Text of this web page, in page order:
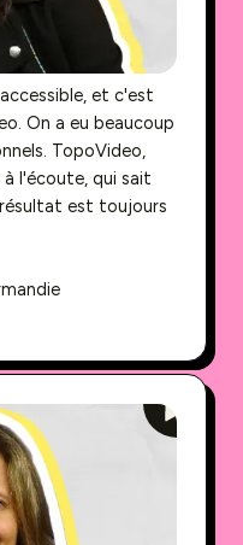
et c'est
On a eu beaucoup
TopoVideo,
l'écoute, qui sait
est toujours